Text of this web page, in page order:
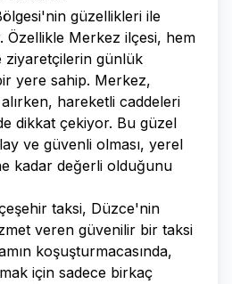
güzellikleri ile
Özellikle Merkez ilçesi, hem
ziyaretçilerin günlük
yere sahip. Merkez,
hareketli caddeleri
dikkat çekiyor. Bu güzel
ve güvenli olması, yerel
kadar değerli olduğunu
taksi, Düzce'nin
veren güvenilir bir taksi
koşuşturmacasında,
için sadece birkaç